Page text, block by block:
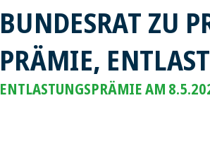
BUNDESRAT ZU
PRÄMIE,
ENTLASTUNGSPRÄMIE AM